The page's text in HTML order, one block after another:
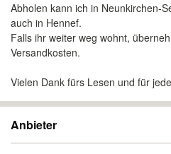
Abholen kann ich in
auch in Hennef.
Falls ihr weiter weg wohnt,
Versandkosten.
Vielen Dank fürs Lesen und für
Anbieter